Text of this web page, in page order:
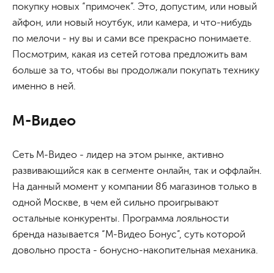
покупку новых “примочек”. Это, допустим, или новый
айфон, или новый ноутбук, или камера, и что-нибудь
по мелочи - ну вы и сами все прекрасно понимаете.
Посмотрим, какая из сетей готова предложить вам
больше за то, чтобы вы продолжали покупать технику
именно в ней.
М-Видео
Сеть М-Видео - лидер на этом рынке, активно
развивающийся как в сегменте онлайн, так и оффлайн.
На данный момент у компании 86 магазинов только в
одной Москве, в чем ей сильно проигрывают
остальные конкуренты. Программа лояльности
бренда называется “М-Видео Бонус”, суть которой
довольно проста - бонусно-накопительная механика.